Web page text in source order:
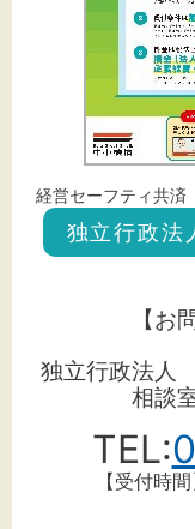
経営セーフティ共済
独立行政法
【お
独立行政法
相談
TEL:
【受付時